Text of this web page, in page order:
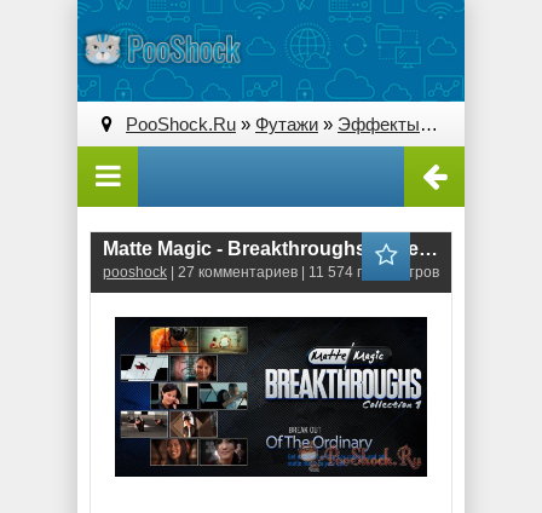
PooShock.Ru » Футажи » Эффекты» Matte Magic
Matte Magic - Breakthroughs Collection 1
pooshock | 27 комментариев | 11 574 просмотров